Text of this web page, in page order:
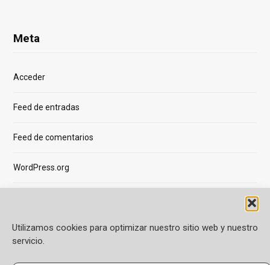
Utilizamos cookies para optimizar nuestro sitio web y nuestro
servicio.
Meta
Acceder
Feed de entradas
Feed de comentarios
WordPress.org